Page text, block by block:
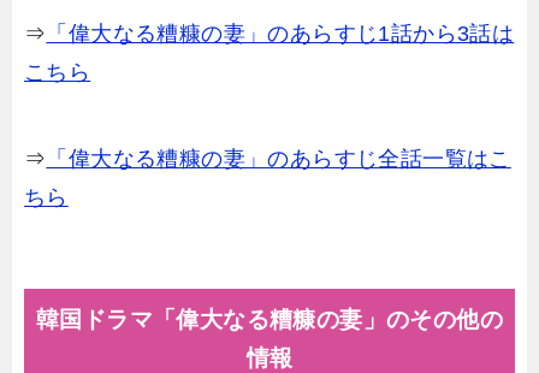
⇒ 「偉大なる糟糠の妻」のあらすじ1話から3話は
こちら
⇒ 「偉大なる糟糠の妻」のあらすじ全話一覧はこ
ちら
韓国ドラマ「偉大なる糟糠の妻」のその他の
情報